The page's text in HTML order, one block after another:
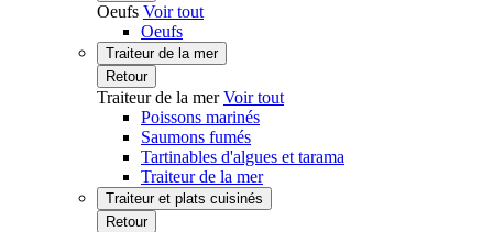
Oeufs Voir tout
Oeufs
Traiteur de la mer
Retour
Traiteur de la merVoir tout
Poissons marinés
Saumons fumés
Tartinables d'algues et tarama
Traiteur de la mer
Traiteur et plats cuisinés
Retour